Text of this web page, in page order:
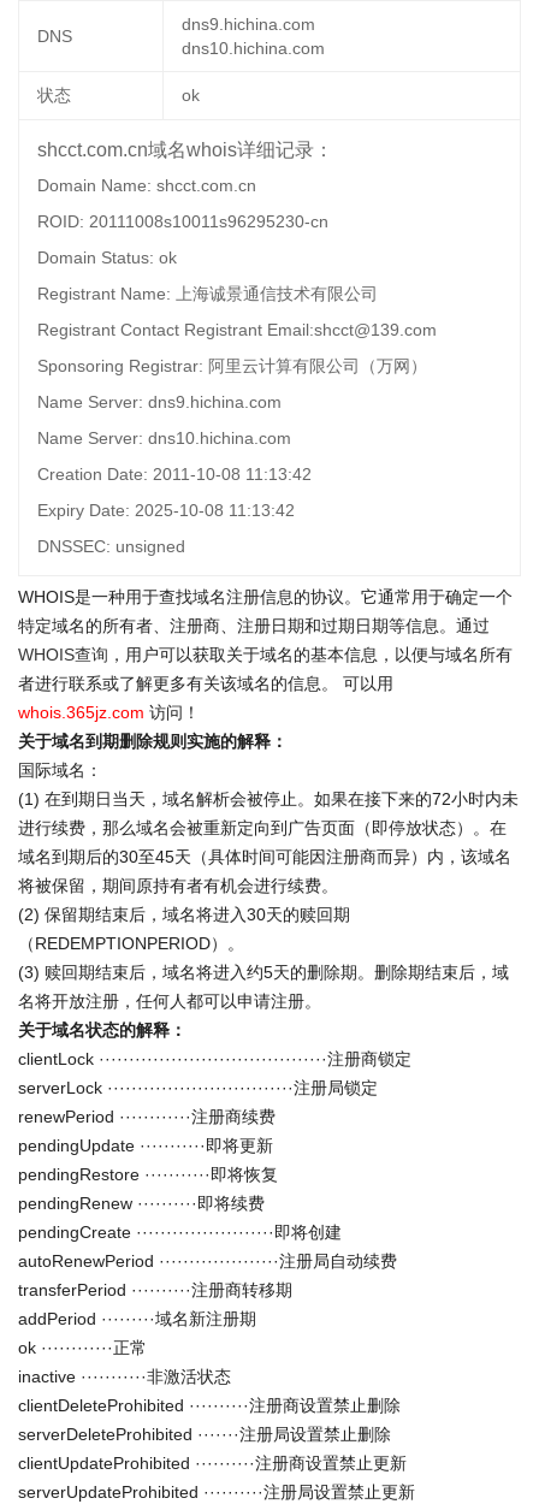
DNS
dns9.hichina.com
dns10.hichina.com
状态 ok
shcct.com.cn域名whois详细记录：
Domain Name: shcct.com.cn
ROID: 20111008s10011s96295230-cn
Domain Status: ok
Registrant Name: 上海诚景通信技术有限公司
Registrant Contact Registrant Email:shcct@139.com
Sponsoring Registrar: 阿里云计算有限公司（万网）
Name Server: dns9.hichina.com
Name Server: dns10.hichina.com
Creation Date: 2011-10-08 11:13:42
Expiry Date: 2025-10-08 11:13:42
DNSSEC: unsigned
WHOIS是一种用于查找域名注册信息的协议。它通常用于确定一个
特定域名的所有者、注册商、注册日期和过期日期等信息。通过
WHOIS查询 ，用户可以获取关于域名的基本信息，以便与域名所有
者进行联系或了解更多有关该域名的信息。 可以用
whois.365jz.com 访问！
关于域名到期删除规则实施的解释：
国际域名：
(1) 在到期日当天，域名解析会被停止。如果在接下来的72小时内未
进行续费，那么域名会被重新定向到广告页面（即停放状态）。在
域名到期后的30至45天（具体时间可能因注册商而异）内，该域名
将被保留，期间原持有者有机会进行续费。
(2) 保留期结束后，域名将进入30天的赎回期
（REDEMPTIONPERIOD）。
(3) 赎回期结束后，域名将进入约5天的删除期。删除期结束后，域
名将开放注册，任何人都可以申请注册。
关于域名状态的解释：
clientLock ······································注册商锁定
serverLock ·······························注册局锁定
renewPeriod ············注册商续费
pendingUpdate ···········即将更新
pendingRestore ···········即将恢复
pendingRenew ··········即将续费
pendingCreate ·······················即将创建
autoRenewPeriod ····················注册局自动续费
transferPeriod ··········注册商转移期
addPeriod ·········域名新注册期
ok ············正常
inactive ···········非激活状态
clientDeleteProhibited ··········注册商设置禁止删除
serverDeleteProhibited ·······注册局设置禁止删除
clientUpdateProhibited ··········注册商设置禁止更新
serverUpdateProhibited ··········注册局设置禁止更新